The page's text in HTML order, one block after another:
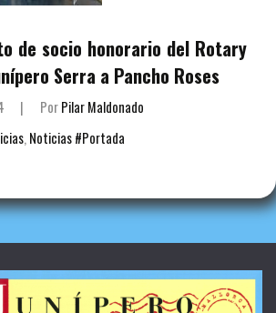
de socio honorario del Rotary
Serra a Pancho Roses
| PorPilar Maldonado
,Noticias #Portada